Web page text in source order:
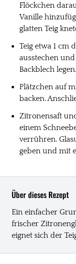
Flöckchen
Vanille
glatten Teig
Teig etwa 1 cm
ausstechen
Backblech legen.
Plätzchen auf
backen.
Zitronensaft
einem
verrühren.
geben und mit
Über dieses Rezept
Ein einfacher
frischer
eignet sich der